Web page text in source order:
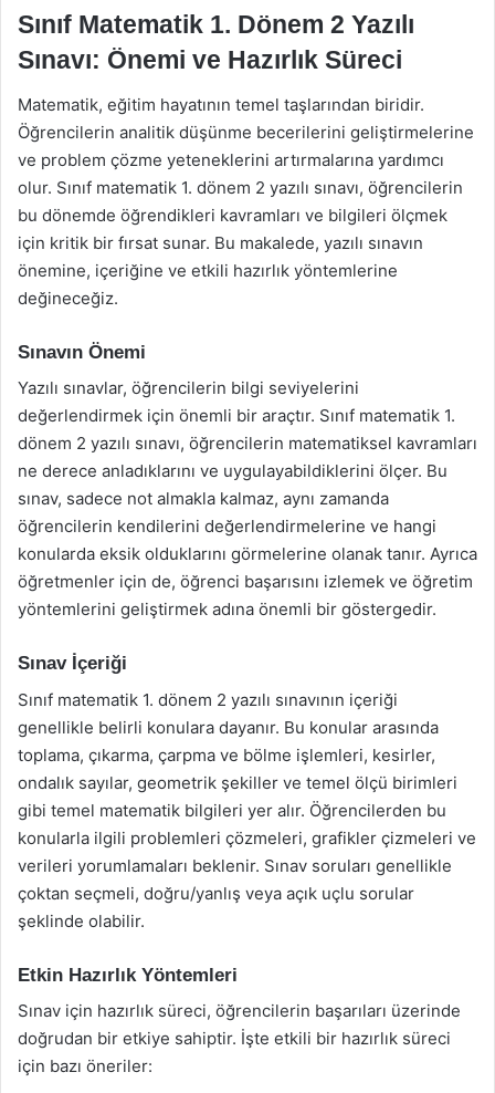
Sınıf Matematik 1. Dönem 2 Yazılı
Sınavı: Önemi ve Hazırlık Süreci
Matematik, eğitim hayatının temel taşlarından biridir.
Öğrencilerin analitik düşünme becerilerini geliştirmelerine
ve problem çözme yeteneklerini artırmalarına yardımcı
olur. Sınıf matematik 1. dönem 2 yazılı sınavı, öğrencilerin
bu dönemde öğrendikleri kavramları ve bilgileri ölçmek
için kritik bir fırsat sunar. Bu makalede, yazılı sınavın
önemine, içeriğine ve etkili hazırlık yöntemlerine
değineceğiz.
Sınavın Önemi
Yazılı sınavlar, öğrencilerin bilgi seviyelerini
değerlendirmek için önemli bir araçtır. Sınıf matematik 1.
dönem 2 yazılı sınavı, öğrencilerin matematiksel kavramları
ne derece anladıklarını ve uygulayabildiklerini ölçer. Bu
sınav, sadece not almakla kalmaz, aynı zamanda
öğrencilerin kendilerini değerlendirmelerine ve hangi
konularda eksik olduklarını görmelerine olanak tanır. Ayrıca
öğretmenler için de, öğrenci başarısını izlemek ve öğretim
yöntemlerini geliştirmek adına önemli bir göstergedir.
Sınav İçeriği
Sınıf matematik 1. dönem 2 yazılı sınavının içeriği
genellikle belirli konulara dayanır. Bu konular arasında
toplama, çıkarma, çarpma ve bölme işlemleri, kesirler,
ondalık sayılar, geometrik şekiller ve temel ölçü birimleri
gibi temel matematik bilgileri yer alır. Öğrencilerden bu
konularla ilgili problemleri çözmeleri, grafikler çizmeleri ve
verileri yorumlamaları beklenir. Sınav soruları genellikle
çoktan seçmeli, doğru/yanlış veya açık uçlu sorular
şeklinde olabilir.
Etkin Hazırlık Yöntemleri
Sınav için hazırlık süreci, öğrencilerin başarıları üzerinde
doğrudan bir etkiye sahiptir. İşte etkili bir hazırlık süreci
için bazı öneriler: